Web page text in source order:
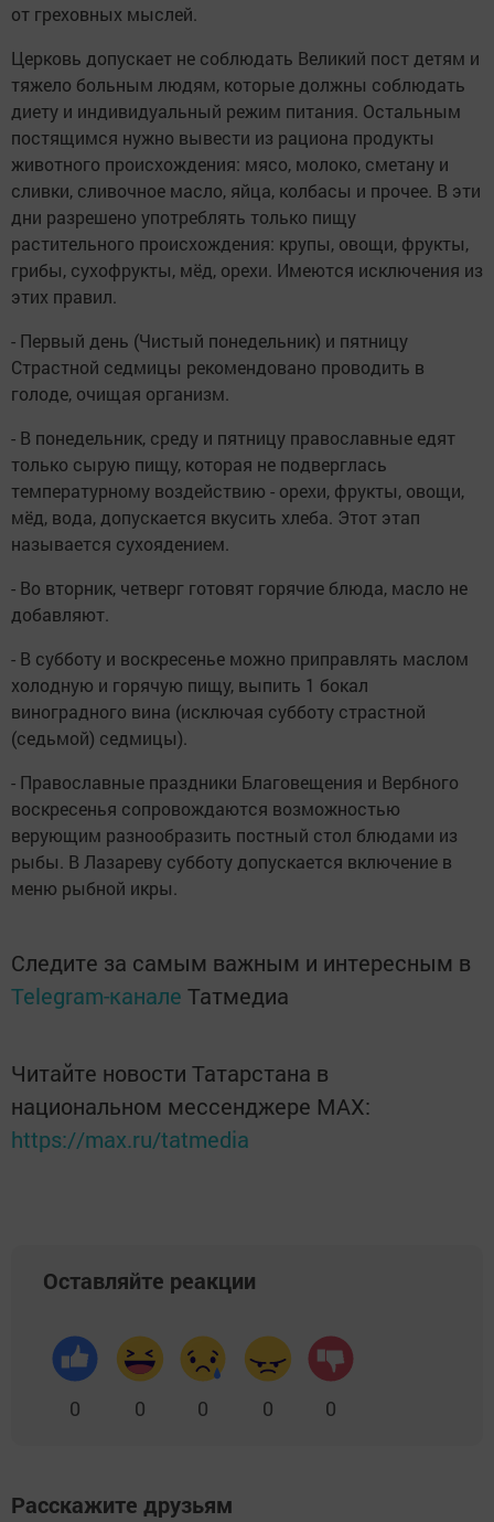
от греховных мыслей.
Церковь допускает не соблюдать Великий пост детям и
тяжело больным людям, которые должны соблюдать
диету и индивидуальный режим питания. Остальным
постящимся нужно вывести из рациона продукты
животного происхождения: мясо, молоко, сметану и
сливки, сливочное масло, яйца, колбасы и прочее. В эти
дни разрешено употреблять только пищу
растительного происхождения: крупы, овощи, фрукты,
грибы, сухофрукты, мёд, орехи. Имеются исключения из
этих правил.
- Первый день (Чистый понедельник) и пятницу
Страстной седмицы рекомендовано проводить в
голоде, очищая организм.
- В понедельник, среду и пятницу православные едят
только сырую пищу, которая не подверглась
температурному воздействию - орехи, фрукты, овощи,
мёд, вода, допускается вкусить хлеба. Этот этап
называется сухоядением.
- Во вторник, четверг готовят горячие блюда, масло не
добавляют.
- В субботу и воскресенье можно приправлять маслом
холодную и горячую пищу, выпить 1 бокал
виноградного вина (исключая субботу страстной
(седьмой) седмицы).
- Православные праздники Благовещения и Вербного
воскресенья сопровождаются возможностью
верующим разнообразить постный стол блюдами из
рыбы. В Лазареву субботу допускается включение в
меню рыбной икры.
Следите за самым важным и интересным в
Telegram-канале Татмедиа
Читайте новости Татарстана в
национальном мессенджере MАХ:
https://max.ru/tatmedia
Оставляйте реакции
0 0 0 0 0
Расскажите друзьям